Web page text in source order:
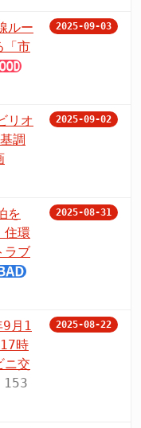
ルー
「市
2025-09-03
リオ
調
2025-09-02
を
住環
ラブ
2025-08-31
9月1
時
交
153
2025-08-22